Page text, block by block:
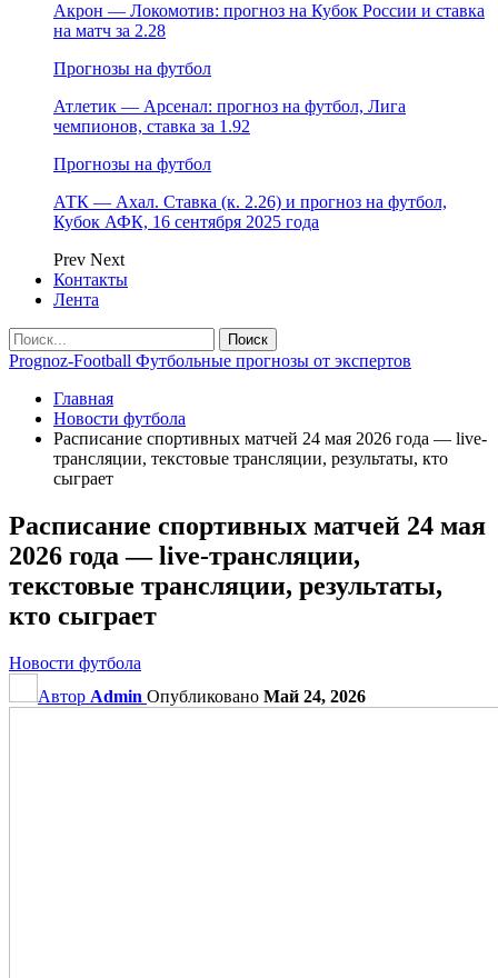
Акрон — Локомотив: прогноз на Кубок России и ставка
на матч за 2.28
Прогнозы на футбол
Атлетик — Арсенал: прогноз на футбол, Лига
чемпионов, ставка за 1.92
Прогнозы на футбол
АТК — Ахал. Ставка (к. 2.26) и прогноз на футбол,
Кубок АФК, 16 сентября 2025 года
Prev Next
Контакты
Лента
Prognoz-Football Футбольные прогнозы от экспертов
Главная
Новости футбола
Расписание спортивных матчей 24 мая 2026 года — live-
трансляции, текстовые трансляции, результаты, кто
сыграет
Расписание спортивных матчей 24 мая
2026 года — live-трансляции,
текстовые трансляции, результаты,
кто сыграет
Новости футбола
Автор Admin Опубликовано Май 24, 2026